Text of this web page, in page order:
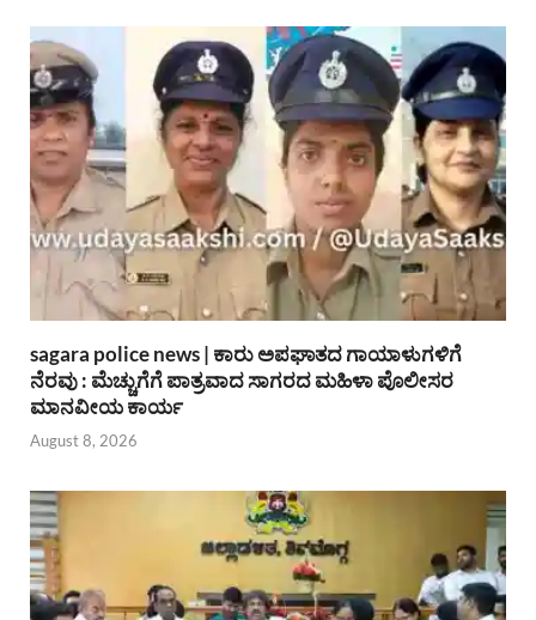
sagara police news | ಕಾರು ಅಪಘಾತದ ಗಾಯಾಳುಗಳಿಗೆ
ನೆರವು : ಮೆಚ್ಚುಗೆಗೆ ಪಾತ್ರವಾದ ಸಾಗರದ ಮಹಿಳಾ ಪೊಲೀಸರ
ಮಾನವೀಯ ಕಾರ್ಯ
August 8, 2026